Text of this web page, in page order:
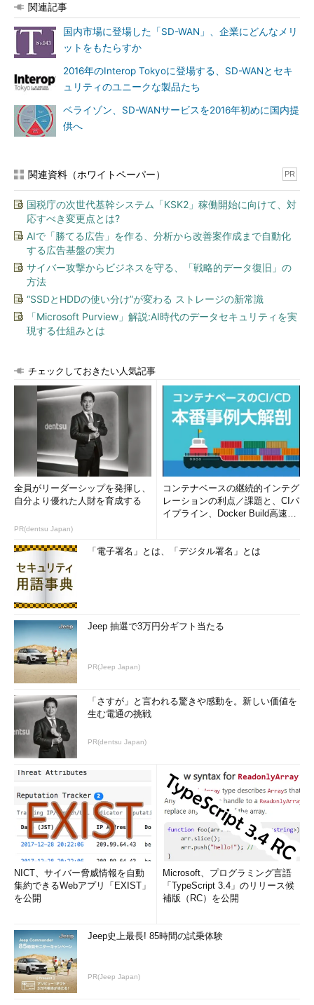
関連記事
国内市場に登場した「SD-WAN」、企業にどんなメリ
ットをもたらすか
2016年のInterop Tokyoに登場する、SD-WANとセキ
ュリティのユニークな製品たち
ベライゾン、SD-WANサービスを2016年初めに国内提
供へ
関連資料（ホワイトペーパー） PR
国税庁の次世代基幹システム「KSK2」稼働開始に向けて、対
応すべき変更点とは?
AIで「勝てる広告」を作る、分析から改善案作成まで自動化
する広告基盤の実力
サイバー攻撃からビジネスを守る、「戦略的データ復旧」の
方法
“SSDとHDDの使い分け”が変わる ストレージの新常識
「Microsoft Purview」解説:AI時代のデータセキュリティを実
現する仕組みとは
チェックしておきたい人気記事
全員がリーダーシップを発揮し、
自分より優れた人財を育成する
PR(dentsu Japan)
コンテナベースの継続的インテグ
レーションの利点／課題と、CIパ
イプライン、Docker Build高速化
「電子署名」とは、「デジタル署名」とは
Jeep 抽選で3万円分ギフト当たる
PR(Jeep Japan)
「さすが」と言われる驚きや感動を。新しい価値を
生む電通の挑戦
PR(dentsu Japan)
NICT、サイバー脅威情報を自動
集約できるWebアプリ「EXIST」
を公開
Microsoft、プログラミング言語
「TypeScript 3.4」のリリース候
補版（RC）を公開
Jeep史上最長! 85時間の試乗体験
PR(Jeep Japan)